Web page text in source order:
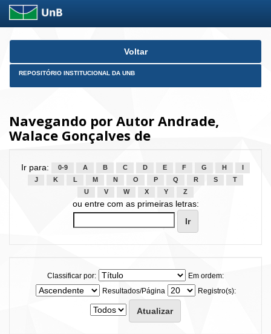
Skip
Voltar
REPOSITÓRIO INSTITUCIONAL DA UNB
Navegando por Autor Andrade,
Walace Gonçalves de
Ir para: 0-9 A B C D E F G H
J
K L M N O P Q R S
T
U
V W X Y Z
ou entre com as primeiras letras:
Classificar por:
Em ordem:
Resultados/Página
Registro(s):